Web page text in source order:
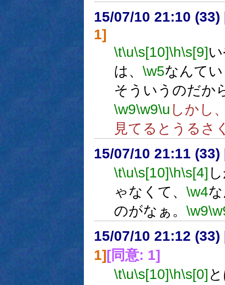
15/07/10 21:10 (33)
1]
\t\u\s[10]\h\s[9]
は、 \w5なんて
そういうのだか
\w9\w9\u しかし
見てるとうるさ
15/07/10 21:11 (33)
\t\u\s[10]\h\s[4]
ゃなくて、 \w4
のがなぁ。 \w9
15/07/10 21:12 (33)
1][同意: 1]
\t\u\s[10]\h\s[0]